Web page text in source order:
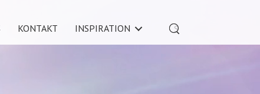
KONTAKT INSPIRATION